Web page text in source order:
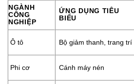
NGÀNH
CÔNG
NGHIỆP
ỨNG DỤNG TIÊU
BIỂU
Ô tô Bộ giảm thanh, trang trí
Phi cơ Cánh máy nén